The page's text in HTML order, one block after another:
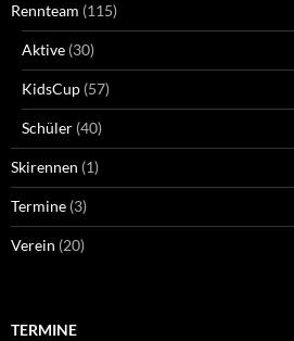
Rennteam (115)
Aktive (30)
KidsCup (57)
Schüler (40)
Skirennen (1)
Termine (3)
Verein (20)
TERMINE